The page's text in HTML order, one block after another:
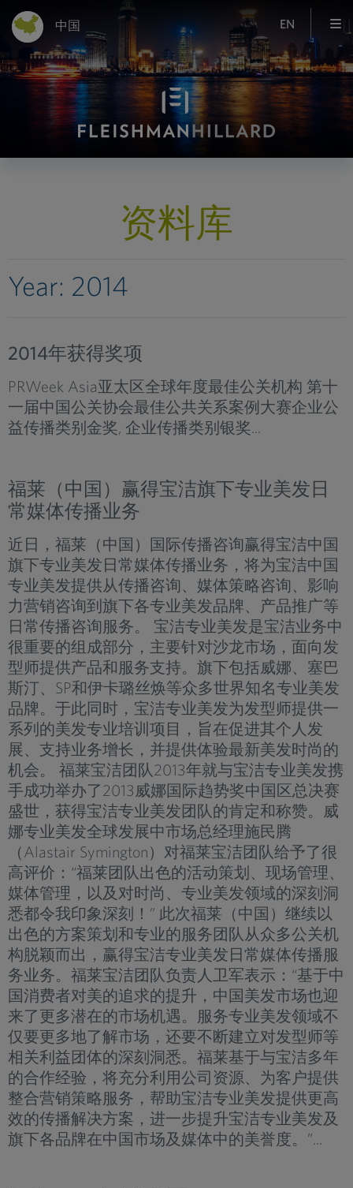
中国 EN
资料库
Year: 2014
2014年获得奖项
PRWeek Asia亚太区全球年度最佳公关机构 第十
一届中国公关协会最佳公共关系案例大赛企业公
益传播类别金奖, 企业传播类别银奖...
福莱（中国）赢得宝洁旗下专业美发日
常媒体传播业务
近日，福莱（中国）国际传播咨询赢得宝洁中国
旗下专业美发日常媒体传播业务，将为宝洁中国
专业美发提供从传播咨询、媒体策略咨询、影响
力营销咨询到旗下各专业美发品牌、产品推广等
日常传播咨询服务。 宝洁专业美发是宝洁业务中
很重要的组成部分，主要针对沙龙市场，面向发
型师提供产品和服务支持。旗下包括威娜、塞巴
斯汀、SP和伊卡璐丝焕等众多世界知名专业美发
品牌。于此同时，宝洁专业美发为发型师提供一
系列的美发专业培训项目，旨在促进其个人发
展、支持业务增长，并提供体验最新美发时尚的
机会。 福莱宝洁团队2013年就与宝洁专业美发携
手成功举办了2013威娜国际趋势奖中国区总决赛
盛世，获得宝洁专业美发团队的肯定和称赞。威
娜专业美发全球发展中市场总经理施民腾
（Alastair Symington）对福莱宝洁团队给予了很
高评价：“福莱团队出色的活动策划、现场管理、
媒体管理，以及对时尚、专业美发领域的深刻洞
悉都令我印象深刻！” 此次福莱（中国）继续以
出色的方案策划和专业的服务团队从众多公关机
构脱颖而出，赢得宝洁专业美发日常媒体传播服
务业务。福莱宝洁团队负责人卫军表示：“基于中
国消费者对美的追求的提升，中国美发市场也迎
来了更多潜在的市场机遇。服务专业美发领域不
仅要更多地了解市场，还要不断建立对发型师等
相关利益团体的深刻洞悉。福莱基于与宝洁多年
的合作经验，将充分利用公司资源、为客户提供
整合营销策略服务，帮助宝洁专业美发提供更高
效的传播解决方案，进一步提升宝洁专业美发及
旗下各品牌在中国市场及媒体中的美誉度。”...